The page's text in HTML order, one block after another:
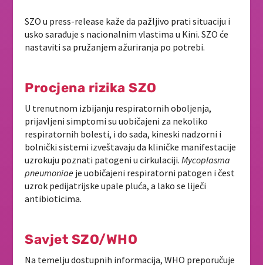
SZO u press-release kaže da pažljivo prati situaciju i
usko sarađuje s nacionalnim vlastima u Kini. SZO će
nastaviti sa pružanjem ažuriranja po potrebi.
Procjena rizika SZO
U trenutnom izbijanju respiratornih oboljenja,
prijavljeni simptomi su uobičajeni za nekoliko
respiratornih bolesti, i do sada, kineski nadzorni i
bolnički sistemi izveštavaju da kliničke manifestacije
uzrokuju poznati patogeni u cirkulaciji.Mycoplasma
pneumoniae je uobičajeni respiratorni patogen i čest
uzrok pedijatrijske upale pluća, a lako se liječi
antibioticima.
Savjet SZO/WHO
Na temelju dostupnih informacija, WHO preporučuje